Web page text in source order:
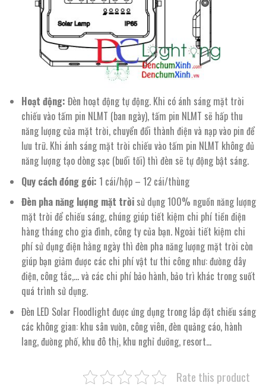
Hoạt động: Đèn hoạt động tự động. Khi có ánh sáng mặt trời
chiếu vào tấm pin NLMT (ban ngày), tấm pin NLMT sẽ hấp thu
năng lượng của mặt trời, chuyển đổi thành điện và nạp vào pin để
lưu trữ. Khi ánh sáng mặt trời chiếu vào tấm pin NLMT không đủ
năng lượng tạo dòng sạc (buổi tối) thì đèn sẽ tự động bật sáng.
Quy cách đóng gói: 1 cái/hộp – 12 cái/thùng
Đèn pha năng lượng mặt trời sử dụng 100% nguồn năng lượng
mặt trời để chiếu sáng, chúng giúp tiết kiệm chi phí tiền điện
hàng tháng cho gia đình, công ty của bạn. Ngoài tiết kiệm chi
phí sử dụng điện hằng ngày thì đèn pha năng lượng mặt trời còn
giúp bạn giảm được các chi phí vật tư thi công như: đường dây
điện, công tắc,… và các chi phí bảo hành, bảo trì khác trong suốt
quá trình sử dụng.
Đèn LED Solar Floodlight được ứng dụng trong lắp đặt chiếu sáng
các không gian: khu sân vườn, công viên, đèn quảng cáo, hành
lang, đường phố, khu đô thị, khu nghỉ dưỡng, resort…
Rate this product